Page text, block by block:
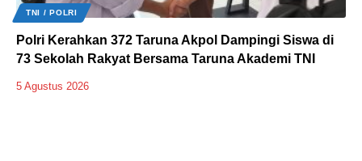
TNI / POLRI
Polri Kerahkan 372 Taruna Akpol Dampingi Siswa di
73 Sekolah Rakyat Bersama Taruna Akademi TNI
5 Agustus 2026